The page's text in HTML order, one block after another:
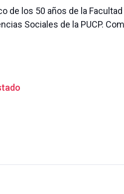
de los 50 años de la
Sociales de la PUCP.